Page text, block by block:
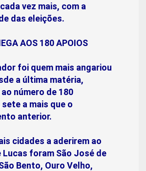
vez mais, com a
das eleições.
AOS 180 APOIOS
foi quem mais angariou
a última matéria,
número de 180
a mais que o
anterior.
cidades a aderirem ao
Lucas foram São José de
Bento, Ouro Velho,